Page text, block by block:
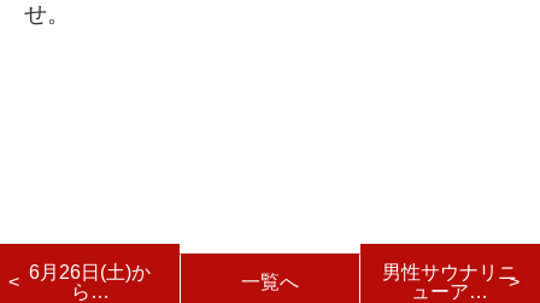
せ。
6月26日(土)か
ら…
一覧へ
男性サウナリニ
ューア…